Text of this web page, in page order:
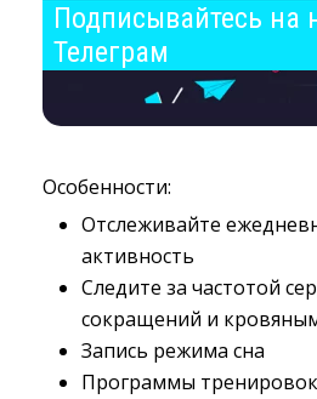
Подписывайтесь на
Телеграм
Особенности:
Отслеживайте
активность
Следите за частотой
сокращений и
Запись режима сна
Программы тренировок